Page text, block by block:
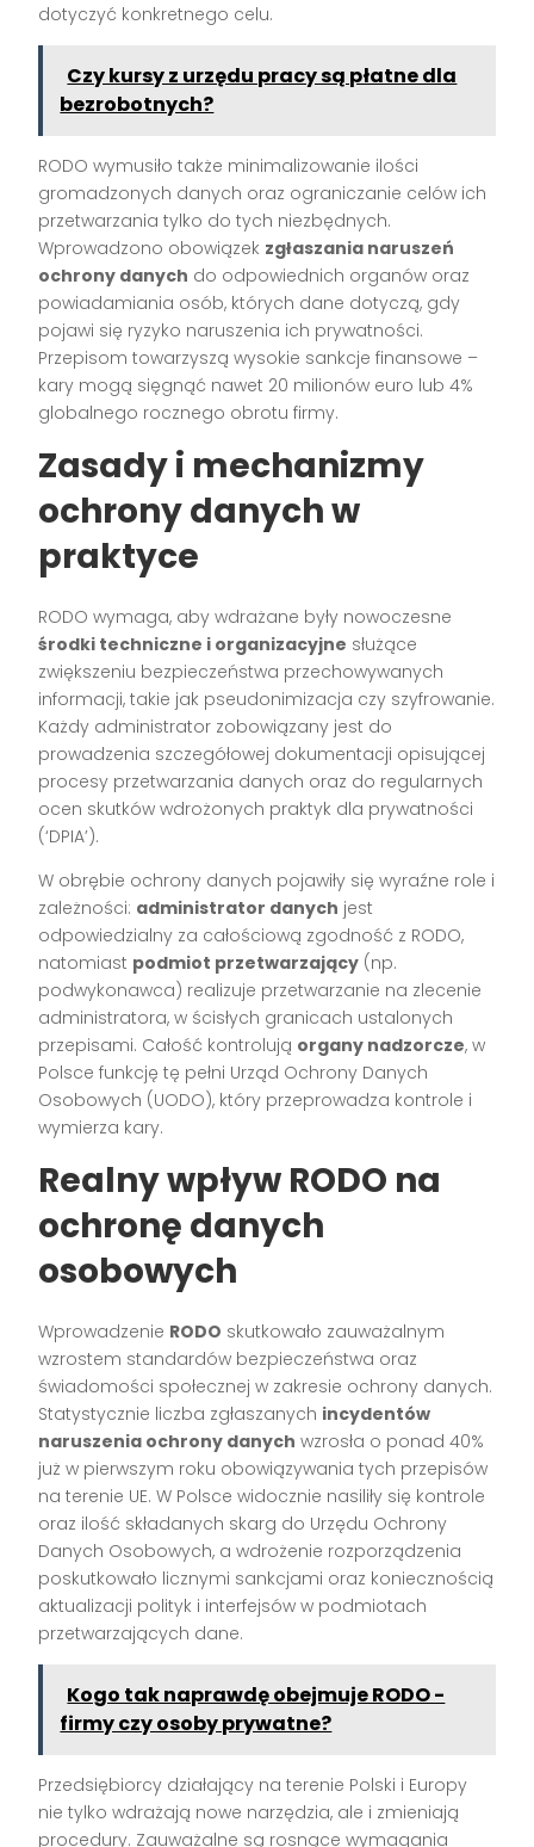
dotyczyć konkretnego celu.
Czy kursy z urzędu pracy są płatne dla
bezrobotnych?
RODO wymusiło także minimalizowanie ilości
gromadzonych danych oraz ograniczanie celów ich
przetwarzania tylko do tych niezbędnych.
Wprowadzono obowiązek zgłaszania naruszeń
ochrony danych do odpowiednich organów oraz
powiadamiania osób, których dane dotyczą, gdy
pojawi się ryzyko naruszenia ich prywatności.
Przepisom towarzyszą wysokie sankcje finansowe –
kary mogą sięgnąć nawet 20 milionów euro lub 4%
globalnego rocznego obrotu firmy.
Zasady i mechanizmy
ochrony danych w
praktyce
RODO wymaga, aby wdrażane były nowoczesne
środki techniczne i organizacyjne służące
zwiększeniu bezpieczeństwa przechowywanych
informacji, takie jak pseudonimizacja czy szyfrowanie.
Każdy administrator zobowiązany jest do
prowadzenia szczegółowej dokumentacji opisującej
procesy przetwarzania danych oraz do regularnych
ocen skutków wdrożonych praktyk dla prywatności
(‘DPIA’).
W obrębie ochrony danych pojawiły się wyraźne role i
zależności: administrator danych jest
odpowiedzialny za całościową zgodność z RODO,
natomiast podmiot przetwarzający (np.
podwykonawca) realizuje przetwarzanie na zlecenie
administratora, w ścisłych granicach ustalonych
przepisami. Całość kontrolują organy nadzorcze, w
Polsce funkcję tę pełni Urząd Ochrony Danych
Osobowych (UODO), który przeprowadza kontrole i
wymierza kary.
Realny wpływ RODO na
ochronę danych
osobowych
Wprowadzenie RODO skutkowało zauważalnym
wzrostem standardów bezpieczeństwa oraz
świadomości społecznej w zakresie ochrony danych.
Statystycznie liczba zgłaszanych incydentów
naruszenia ochrony danych wzrosła o ponad 40%
już w pierwszym roku obowiązywania tych przepisów
na terenie UE. W Polsce widocznie nasiliły się kontrole
oraz ilość składanych skarg do Urzędu Ochrony
Danych Osobowych, a wdrożenie rozporządzenia
poskutkowało licznymi sankcjami oraz koniecznością
aktualizacji polityk i interfejsów w podmiotach
przetwarzających dane.
Kogo tak naprawdę obejmuje RODO -
firmy czy osoby prywatne?
Przedsiębiorcy działający na terenie Polski i Europy
nie tylko wdrażają nowe narzędzia, ale i zmieniają
procedury. Zauważalne są rosnące wymagania